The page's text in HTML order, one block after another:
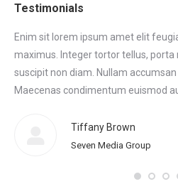
Testimonials
Enim sit lorem ipsum amet elit
maximus. Integer tortor tellus, porta
suscipit non diam. Nullam
Maecenas condimentum euismod
Tiffany Brown
Seven Media Group